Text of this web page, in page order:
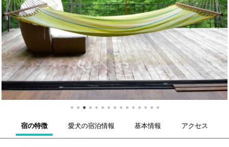
宿の特徴 愛犬の宿泊情報 基本情報 アクセス